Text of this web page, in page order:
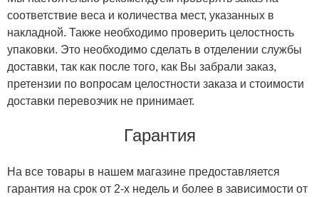
соответствие веса и количества мест, указанных в
накладной. Также необходимо проверить целостность
упаковки. Это необходимо сделать в отделении службы
доставки, так как после того, как Вы забрали заказ,
претензии по вопросам целостности заказа и стоимости
доставки перевозчик не принимает.
Гарантия
На все товары в нашем магазине предоставляется
гарантия на срок от 2-х недель и более в зависимости от